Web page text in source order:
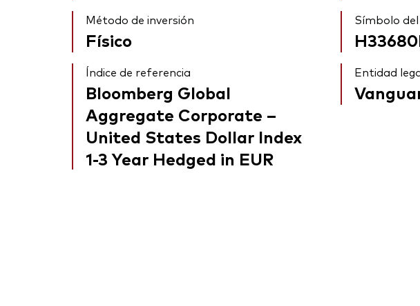
Método de inversión
Físico
Símbolo
Índice de referencia
Bloomberg Global
Aggregate Corporate –
United States Dollar Index
1-3 Year Hedged in EUR
Entidad